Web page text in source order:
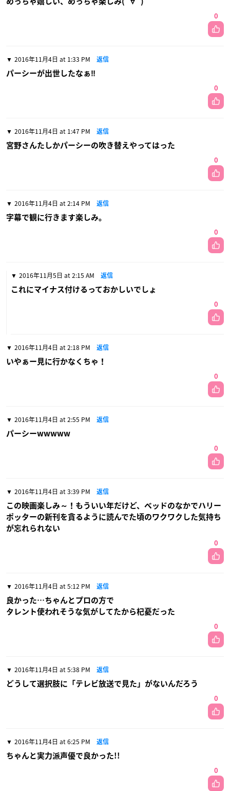
0
2016年11月4日 at 1:33 PM 返信
パーシーが出世したなぁ‼
0
2016年11月4日 at 1:47 PM 返信
宮野さんたしかパーシーの吹き替えやってはった
0
2016年11月4日 at 2:14 PM 返信
字幕で観に行きます楽しみ。
0
2016年11月5日 at 2:15 AM 返信
これにマイナス付けるっておかしいでしょ
0
2016年11月4日 at 2:18 PM 返信
いやぁー見に行かなくちゃ！
0
2016年11月4日 at 2:55 PM 返信
パーシーwwwww
0
2016年11月4日 at 3:39 PM 返信
この映画楽しみ～！もういい年だけど、ベッドのなかでハリー
ポッターの新刊を貪るように読んでた頃のワクワクした気持ち
が忘れられない
0
2016年11月4日 at 5:12 PM 返信
良かった…ちゃんとプロの方で
タレント使われそうな気がしてたから杞憂だった
0
2016年11月4日 at 5:38 PM 返信
どうして選択肢に「テレビ放送で見た」がないんだろう
0
2016年11月4日 at 6:25 PM 返信
ちゃんと実力派声優で良かった!!
0